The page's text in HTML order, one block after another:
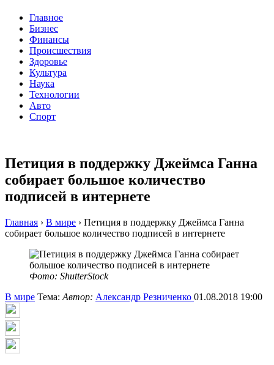
Главное
Бизнес
Финансы
Происшествия
Здоровье
Культура
Наука
Технологии
Авто
Спорт
Петиция в поддержку Джеймса Ганна
собирает большое количество
подписей в интернете
Главная › В мире › Петиция в поддержку Джеймса Ганна
собирает большое количество подписей в интернете
Фото: ShutterStock
В мире Тема: Автор: Александр Резниченко 01.08.2018 19:00